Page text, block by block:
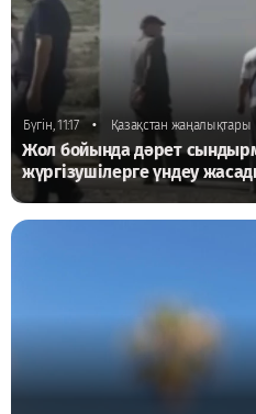
Бүгін, 11:17 • Қазақстан жаңалықтары
Жол бойында дәрет
жүргізушілерге үндеу